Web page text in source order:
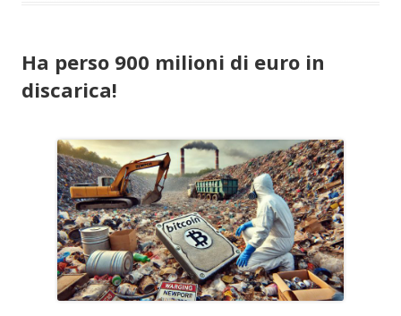
Ha perso 900 milioni di euro in
discarica!